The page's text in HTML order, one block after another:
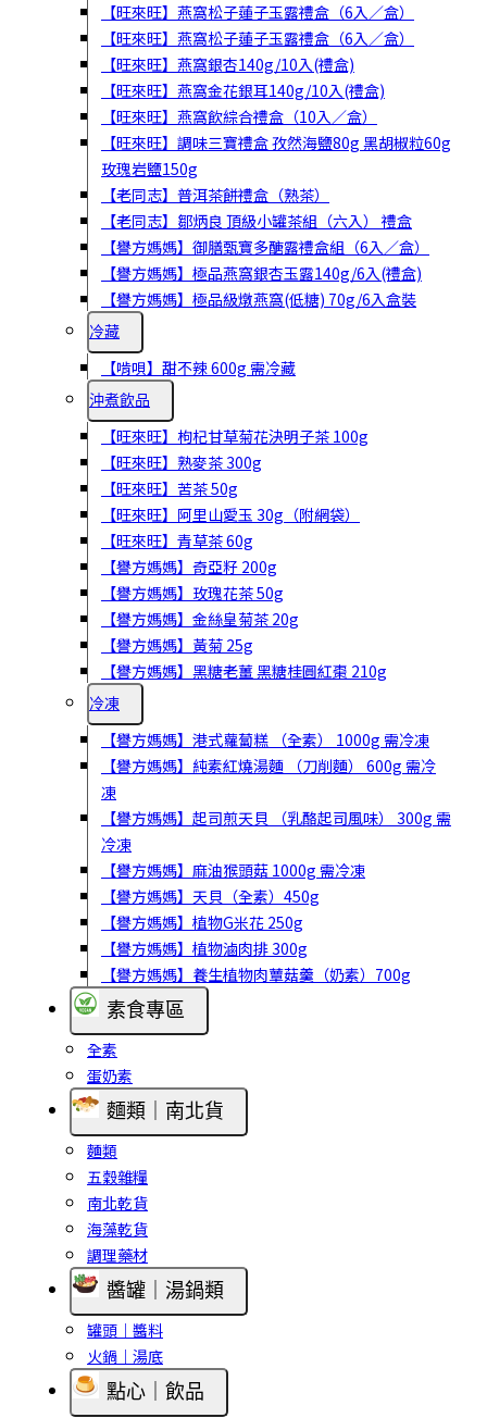
【旺來旺】燕窩松子蓮子玉露禮盒（6入／盒）
【旺來旺】燕窩松子蓮子玉露禮盒（6入／盒）
【旺來旺】燕窩銀杏140g/10入(禮盒)
【旺來旺】燕窩金花銀耳140g/10入(禮盒)
【旺來旺】燕窩飲綜合禮盒（10入／盒）
【旺來旺】調味三寶禮盒 孜然海鹽80g 黑胡椒粒60g
玫瑰岩鹽150g
【老同志】普洱茶餅禮盒（熟茶）
【老同志】鄒炳良 頂級小罐茶組（六入） 禮盒
【譽方媽媽】御膳甄寶多醣露禮盒組（6入／盒）
【譽方媽媽】極品燕窩銀杏玉露140g/6入(禮盒)
【譽方媽媽】極品級燉燕窩(低糖) 70g/6入盒裝
冷藏
【啃唄】甜不辣 600g 需冷藏
沖煮飲品
【旺來旺】枸杞甘草菊花決明子茶 100g
【旺來旺】熟麥茶 300g
【旺來旺】苦茶 50g
【旺來旺】阿里山愛玉 30g（附網袋）
【旺來旺】青草茶 60g
【譽方媽媽】奇亞籽 200g
【譽方媽媽】玫瑰花茶 50g
【譽方媽媽】金絲皇菊茶 20g
【譽方媽媽】黃菊 25g
【譽方媽媽】黑糖老薑 黑糖桂圓紅棗 210g
冷凍
【譽方媽媽】港式蘿蔔糕 （全素） 1000g 需冷凍
【譽方媽媽】純素紅燒湯麵 （刀削麵） 600g 需冷
凍
【譽方媽媽】起司煎天貝 （乳酪起司風味） 300g 需
冷凍
【譽方媽媽】麻油猴頭菇 1000g 需冷凍
【譽方媽媽】天貝（全素）450g
【譽方媽媽】植物G米花 250g
【譽方媽媽】植物滷肉排 300g
【譽方媽媽】養生植物肉蕈菇羹（奶素）700g
素食專區
全素
蛋奶素
麵類｜南北貨
麵類
五穀雜糧
南北乾貨
海藻乾貨
調理藥材
醬罐｜湯鍋類
罐頭｜醬料
火鍋｜湯底
點心｜飲品